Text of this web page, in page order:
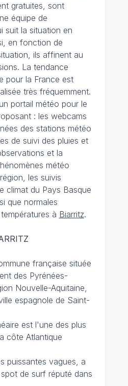
gratuites, sont
équipe de
suit la situation en
en fonction de
ils affinent au
La tendance
pour la France est
très fréquemment.
portail météo pour le
: les webcams
des stations météo
de suivi des pluies et
et la
météo
les suivis
climat du Pays Basque
que normales
à Biarritz.
française située
des Pyrénées-
Nouvelle-Aquitaine,
espagnole de Saint-
est l'une des plus
côte Atlantique
puissantes vagues, a
de surf réputé dans